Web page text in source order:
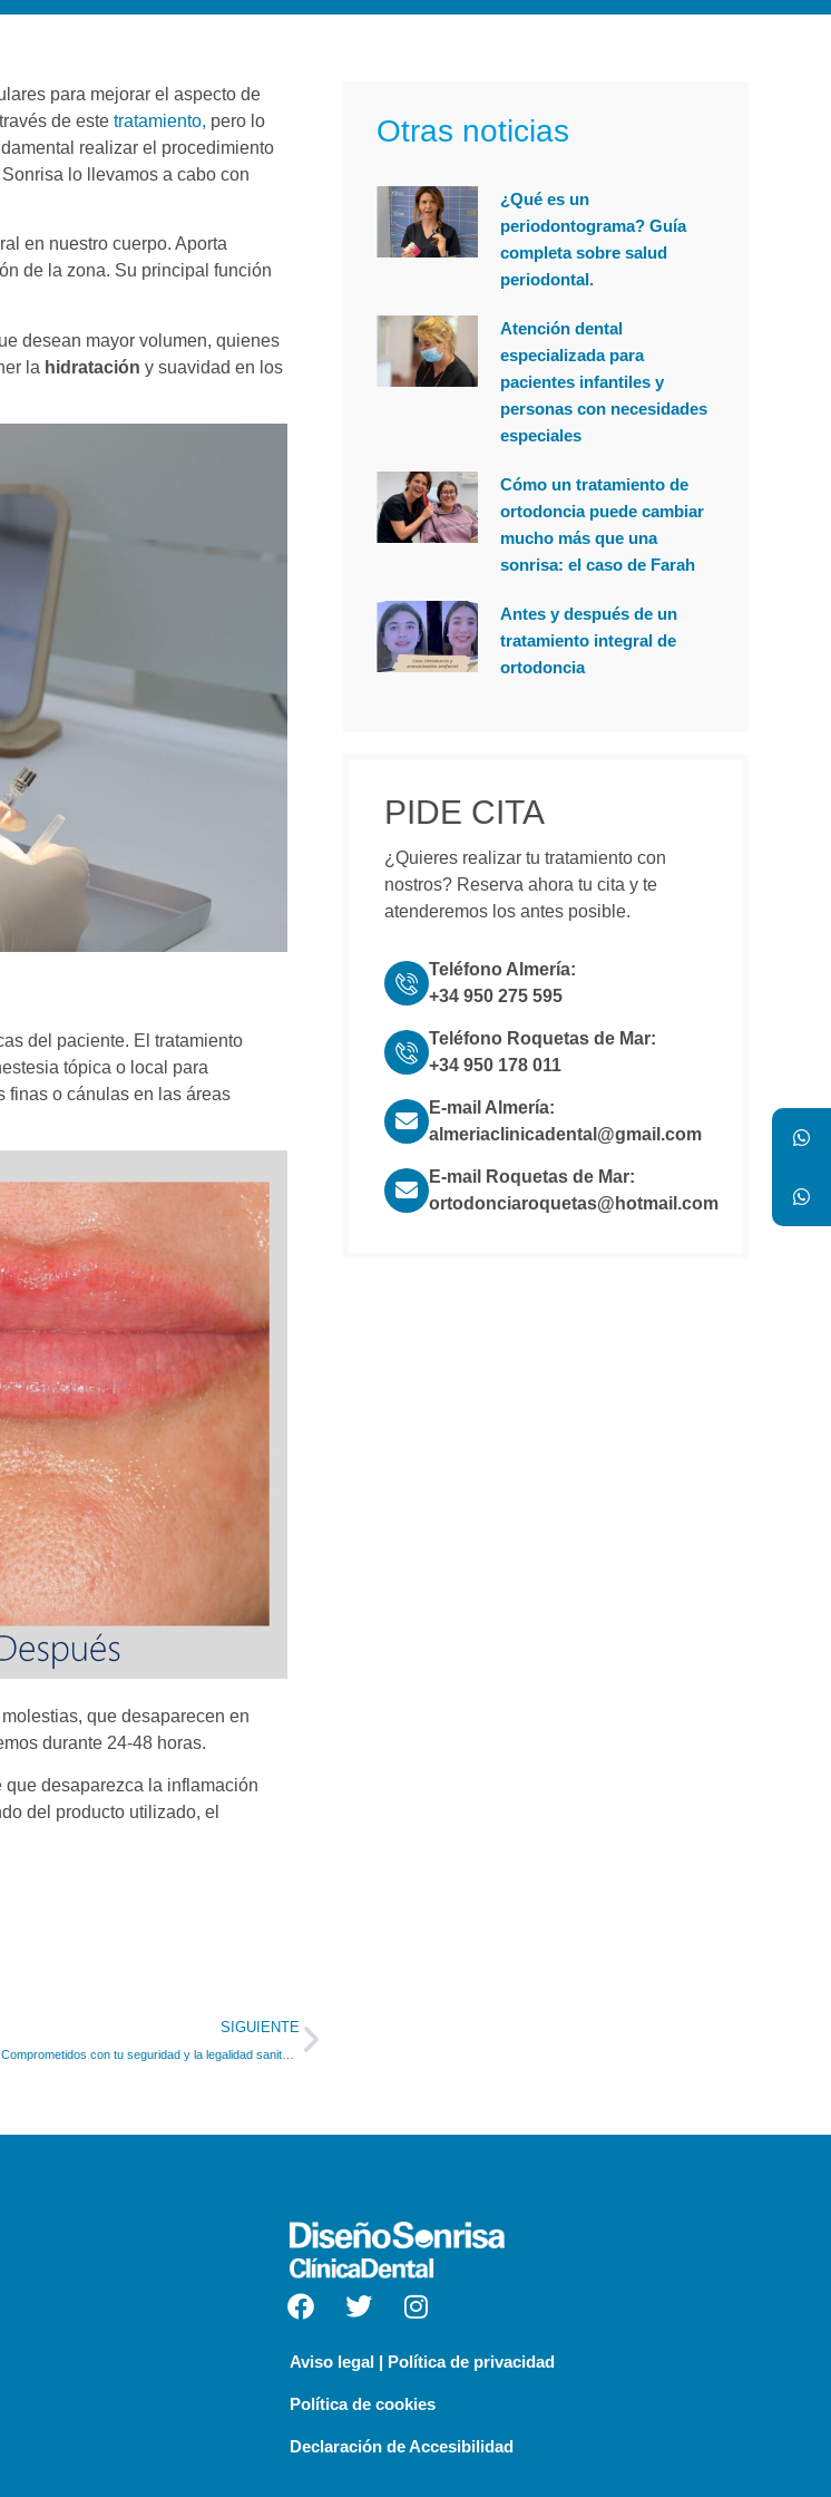
para mejorar el aspecto de
de este tratamiento, pero lo
realizar el procedimiento
lo llevamos a cabo con
en nuestro cuerpo. Aporta
de la zona. Su principal función
desean mayor volumen, quienes
la hidratación y suavidad en los
del paciente. El tratamiento
tópica o local para
finas o cánulas en las áreas
que desaparecen en
durante 24-48 horas.
desaparezca la inflamación
del producto utilizado, el
SIGUIENTE
Clínica Dental Diseño Sonrisa: Comprometidos con tu seguridad y la legalidad sanitaria
Otras noticias
¿Qué es un
periodontograma? Guía
completa sobre salud
periodontal.
Atención dental
especializada para
pacientes infantiles y
personas con necesidades
especiales
Cómo un tratamiento de
ortodoncia puede cambiar
mucho más que una
sonrisa: el caso de Farah
Antes y después de un
tratamiento integral de
ortodoncia
PIDE CITA
¿Quieres realizar tu tratamiento con
nostros? Reserva ahora tu cita y te
atenderemos los antes posible.
Teléfono Almería:
+34 950 275 595
Teléfono Roquetas de Mar:
+34 950 178 011
E-mail Almería:
almeriaclinicadental@gmail.com
E-mail Roquetas de Mar:
ortodonciaroquetas@hotmail.com
Aviso legal | Política de privacidad
Política de cookies
Declaración de Accesibilidad